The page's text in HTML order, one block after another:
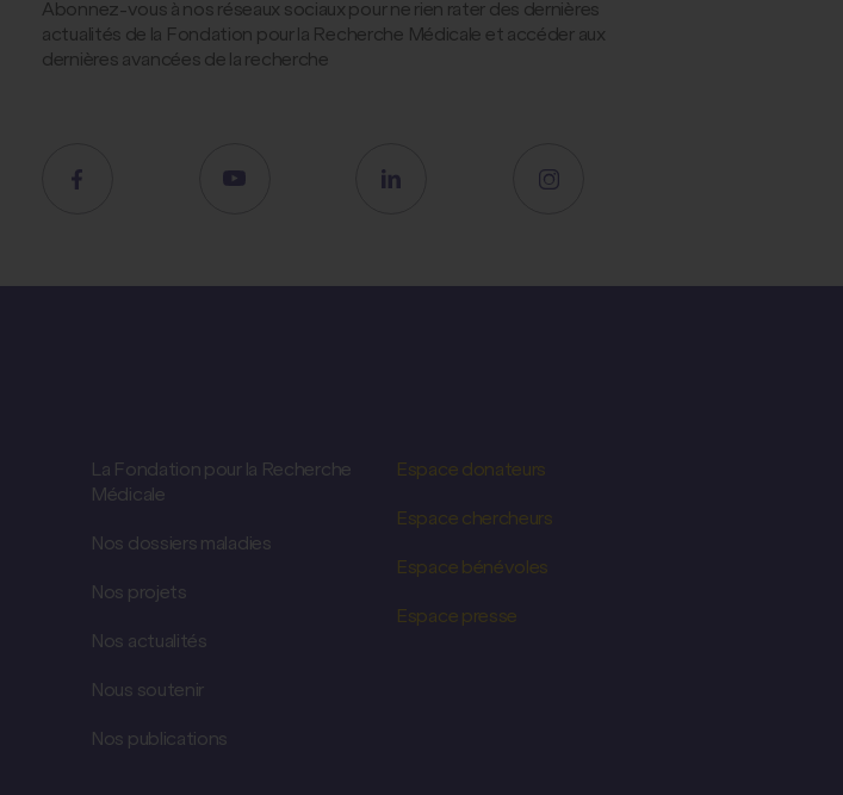
Abonnez-vous à nos réseaux sociaux pour ne rien rater des dernières
actualités de la Fondation pour la Recherche Médicale et accéder aux
dernières avancées de la recherche
La Fondation pour la Recherche
Médicale
Nos dossiers maladies
Nos projets
Nos actualités
Nous soutenir
Nos publications
Espace donateurs
Espace chercheurs
Espace bénévoles
Espace presse